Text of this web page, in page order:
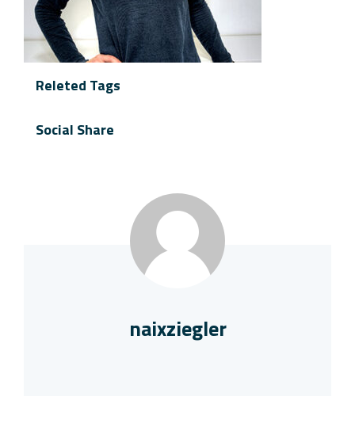
Releted Tags
Social Share
naixziegler